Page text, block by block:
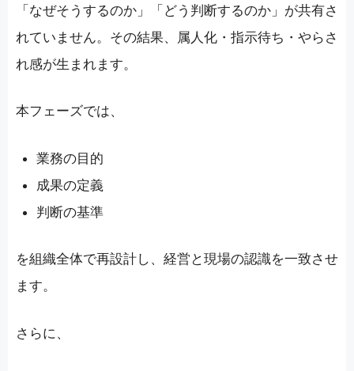
「なぜそうするのか」「どう判断するのか」が共有さ
れていません。その結果、属人化・指示待ち・やらさ
れ感が生まれます。
本フェーズでは、
業務の目的
成果の定義
判断の基準
を組織全体で再設計し、経営と現場の認識を一致させ
ます。
さらに、